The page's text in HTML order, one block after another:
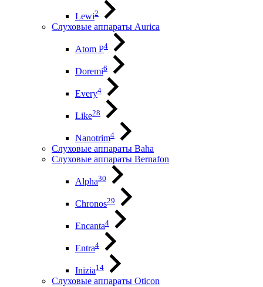
Lewi2
Слуховые аппараты Aurica
Atom P4
Doremi6
Every4
Like28
Nanotrim4
Слуховые аппараты Baha
Слуховые аппараты Bernafon
Alpha30
Chronos29
Encanta4
Entra4
Inizia14
Слуховые аппараты Oticon